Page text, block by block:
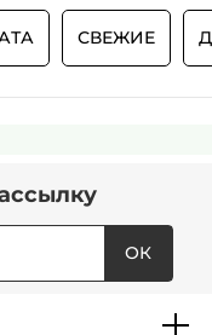
СВЕЖИЕ
ОК